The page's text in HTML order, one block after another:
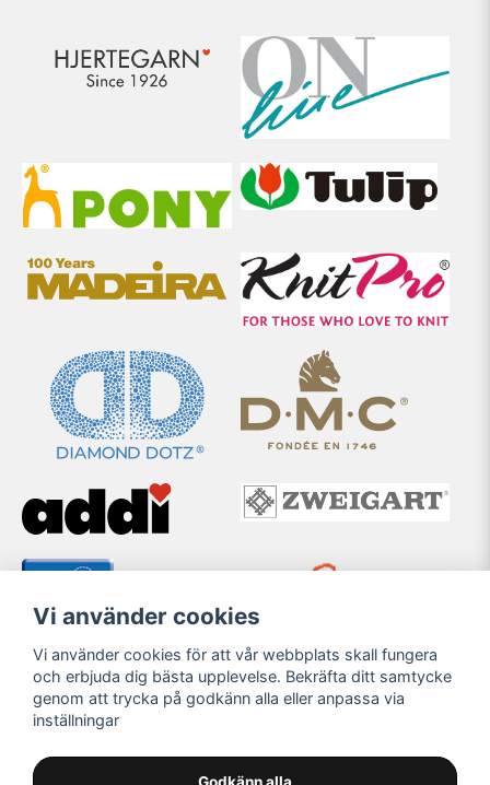
Vi använder cookies
Vi använder cookies för att vår webbplats skall fungera
och erbjuda dig bästa upplevelse. Bekräfta ditt samtycke
genom att trycka på godkänn alla eller anpassa via
inställningar
Godkänn alla